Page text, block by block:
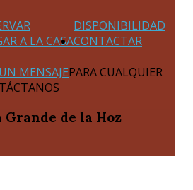
DISPONIBILIDAD
A LA CASACONTACTAR
MENSAJEPARA CUALQUIER
Grande de la Hoz